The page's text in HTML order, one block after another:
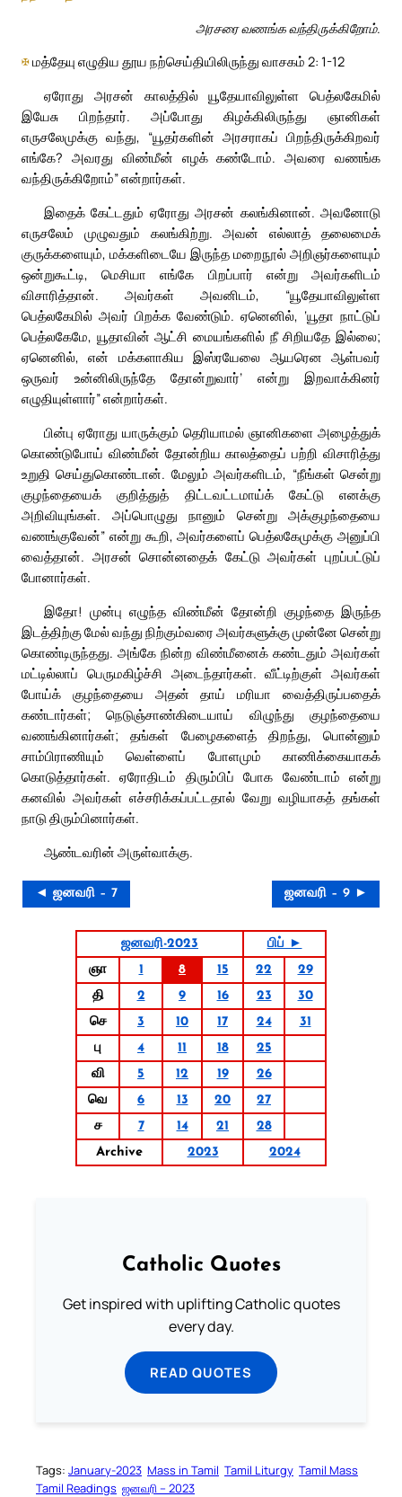
அரசரை வணங்க வந்திருக்கிறோம்.
✠மத்தேயு எழுதிய தூய நற்செய்தியிலிருந்து வாசகம் 2: 1-12
ஏரோது அரசன் காலத்தில் யூதேயாவிலுள்ள பெத்லகேமில்
இயேசு பிறந்தார். அப்போது கிழக்கிலிருந்து ஞானிகள்
எருசலேமுக்கு வந்து, “யூதர்களின் அரசராகப் பிறந்திருக்கிறவர்
எங்கே? அவரது விண்மீன் எழக் கண்டோம். அவரை வணங்க
வந்திருக்கிறோம்” என்றார்கள்.
இதைக் கேட்டதும் ஏரோது அரசன் கலங்கினான். அவனோடு
எருசலேம் முழுவதும் கலங்கிற்று. அவன் எல்லாத் தலைமைக்
குருக்களையும், மக்களிடையே இருந்த மறைநூல் அறிஞர்களையும்
ஒன்றுகூட்டி, மெசியா எங்கே பிறப்பார் என்று அவர்களிடம்
விசாரித்தான். அவர்கள் அவனிடம், “யூதேயாவிலுள்ள
பெத்லகேமில் அவர் பிறக்க வேண்டும். ஏனெனில், ‘யூதா நாட்டுப்
பெத்லகேமே, யூதாவின் ஆட்சி மையங்களில் நீ சிறியதே இல்லை;
ஏனெனில், என் மக்களாகிய இஸ்ரயேலை ஆயரென ஆள்பவர்
ஒருவர் உன்னிலிருந்தே தோன்றுவார்’ என்று இறவாக்கினர்
எழுதியுள்ளார்” என்றார்கள்.
பின்பு ஏரோது யாருக்கும் தெரியாமல் ஞானிகளை அழைத்துக்
கொண்டுபோய் விண்மீன் தோன்றிய காலத்தைப் பற்றி விசாரித்து
உறுதி செய்துகொண்டான். மேலும் அவர்களிடம், “நீங்கள் சென்று
குழந்தையைக் குறித்துத் திட்டவட்டமாய்க் கேட்டு எனக்கு
அறிவியுங்கள். அப்பொழுது நானும் சென்று அக்குழந்தையை
வணங்குவேன்” என்று கூறி, அவர்களைப் பெத்லகேமுக்கு அனுப்பி
வைத்தான். அரசன் சொன்னதைக் கேட்டு அவர்கள் புறப்பட்டுப்
போனார்கள்.
இதோ! முன்பு எழுந்த விண்மீன் தோன்றி குழந்தை இருந்த
இடத்திற்கு மேல் வந்து நிற்கும்வரை அவர்களுக்கு முன்னே சென்று
கொண்டிருந்தது. அங்கே நின்ற விண்மீனைக் கண்டதும் அவர்கள்
மட்டில்லாப் பெருமகிழ்ச்சி அடைந்தார்கள். வீட்டிற்குள் அவர்கள்
போய்க் குழந்தையை அதன் தாய் மரியா வைத்திருப்பதைக்
கண்டார்கள்; நெடுஞ்சாண்கிடையாய் விழுந்து குழந்தையை
வணங்கினார்கள்; தங்கள் பேழைகளைத் திறந்து, பொன்னும்
சாம்பிராணியும் வெள்ளைப் போளமும் காணிக்கையாகக்
கொடுத்தார்கள். ஏரோதிடம் திரும்பிப் போக வேண்டாம் என்று
கனவில் அவர்கள் எச்சரிக்கப்பட்டதால் வேறு வழியாகத் தங்கள்
நாடு திரும்பினார்கள்.
ஆண்டவரின் அருள்வாக்கு.
◄ ஜனவரி – 7 ஜனவரி – 9 ►
ஜனவரி-2023
பிப் ►
ஞா
1 8 15 22
29
தி
2 9 16 23
30
செ
3 10 17 24
31
பு
4 11 18
25
வி
5 12 19
26
வெ
6 13 20
27
ச
7 14 21
28
Archive
2023 2024
Catholic Quotes
Get inspired with uplifting Catholic quotes
every day.
READ QUOTES
Tags: January-2023 Mass in Tamil Tamil Liturgy Tamil Mass
Tamil Readings ஜனவரி – 2023